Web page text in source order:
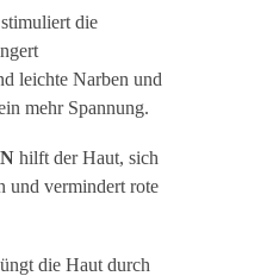
die
leichte Narben und
mehr Spannung.
hilft der Haut, sich
und vermindert rote
die Haut durch